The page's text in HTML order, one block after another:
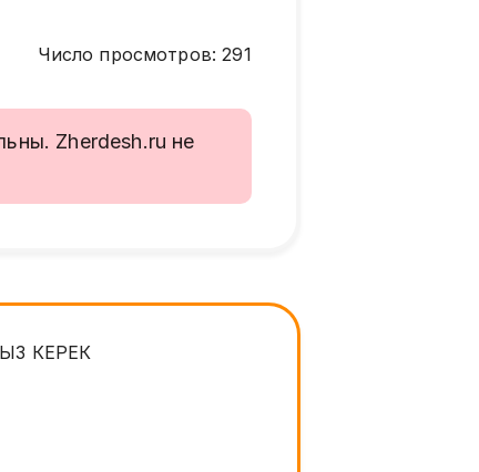
Число просмотров:291
Zherdesh.ru не